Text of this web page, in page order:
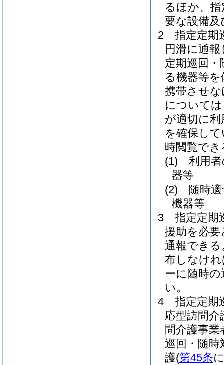
るほか、
要な設備
2
指定定期
円滑に通
定期巡回
る機器等
携帯させ
について
が適切に
を確保し
時閲覧で
(1)
利用
器等
(2)
随時
機器等
3
指定定期
援助を必
通報でき
布しなけ
ーに随時
い。
4
指定定期
応型訪問介
問介護事
巡回・随時
護(第45条